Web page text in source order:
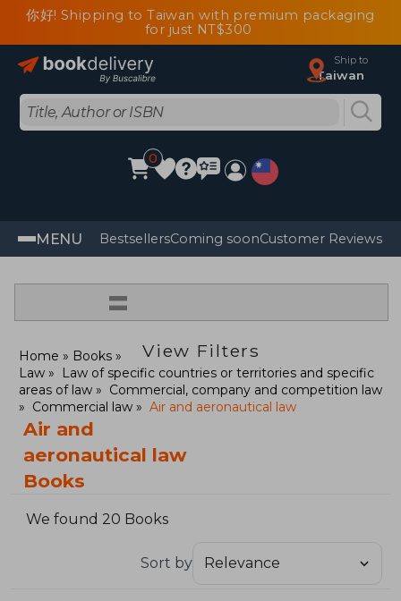
你好! Shipping to Taiwan with premium packaging
for just NT$300
Ship to
Taiwan
0
MENU BestsellersComing soonCustomer Reviews
=
View Filters
Home
Books
Law
Law of specific countries or territories and specific
areas of law
Commercial, company and competition law
Commercial law
Air and aeronautical law
Air and
aeronautical law
Books
We found 20 Books
Sort by